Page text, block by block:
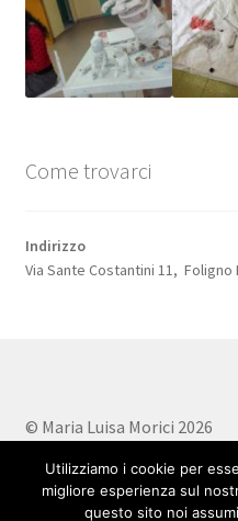
Come trovarci
Indirizzo
Via Sante Costantini 11, Foligno
© Maria Luisa Morici 2026
Utilizziamo i cookie per
migliore esperienza sul
questo sito noi